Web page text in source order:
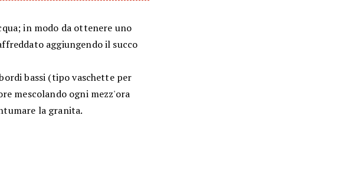
in modo da ottenere uno
aggiungendo il succo
bassi (tipo vaschette per
mescolando ogni mezz'ora
la granita.